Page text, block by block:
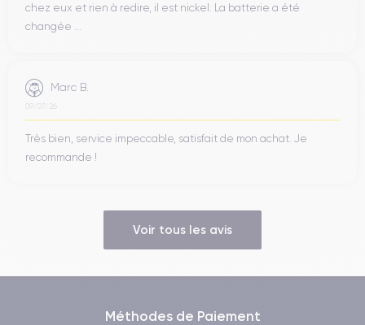
chez eux et rien à redire, il est nickel. La batterie a été
changée ...
Marc B.
09/07/26
Très bien, service impeccable, satisfait de mon achat. Je
recommande !
Voir tous les avis
Méthodes de Paiement